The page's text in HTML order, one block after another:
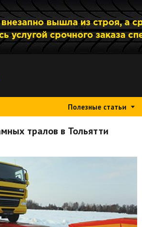
Полезные статьи
тралов в Тольятти